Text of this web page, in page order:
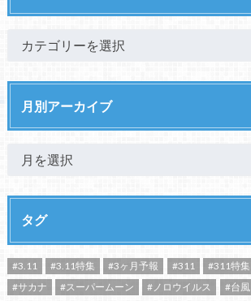
月別アーカイブ
タグ
#3.11 #3.11特集 #3ヶ月予報 #311 #311特集
#サカナ
#スーパームーン #ノロウイルス #台風